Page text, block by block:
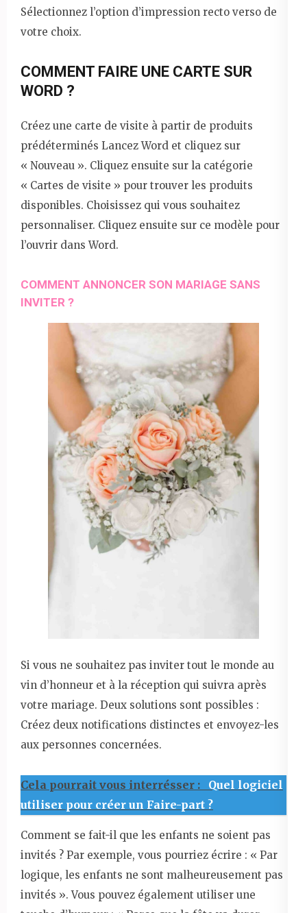
Sélectionnez l’option d’impression recto verso de
votre choix.
COMMENT FAIRE UNE CARTE SUR
WORD ?
Créez une carte de visite à partir de produits
prédéterminés Lancez Word et cliquez sur
« Nouveau ». Cliquez ensuite sur la catégorie
« Cartes de visite » pour trouver les produits
disponibles. Choisissez qui vous souhaitez
personnaliser. Cliquez ensuite sur ce modèle pour
l’ouvrir dans Word.
COMMENT ANNONCER SON MARIAGE SANS
INVITER ?
Si vous ne souhaitez pas inviter tout le monde au
vin d’honneur et à la réception qui suivra après
votre mariage. Deux solutions sont possibles :
Créez deux notifications distinctes et envoyez-les
aux personnes concernées.
Cela pourrait vous interrésser :
Quel logiciel
utiliser pour créer un Faire-part ?
Comment se fait-il que les enfants ne soient pas
invités ? Par exemple, vous pourriez écrire : « Par
logique, les enfants ne sont malheureusement pas
invités ». Vous pouvez également utiliser une